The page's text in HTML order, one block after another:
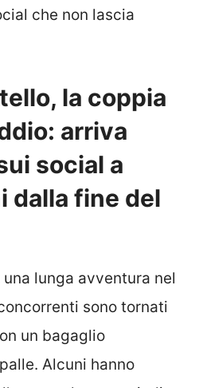
che non lascia
la coppia
arriva
social a
dalla fine del
lunga avventura nel
sono tornati
un bagaglio
Alcuni hanno